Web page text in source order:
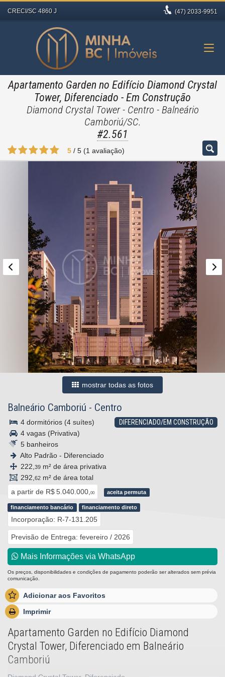
CRECI/SC 4860 J (47) 2033-9951
Apartamento Garden no Edifício Diamond Crystal
Tower, Diferenciado - Em Construção
Diamond Crystal Tower - Centro - Balneário
Camboriú/SC.
#2.561
5 / 5 (1 avaliação)
mostrar todas as fotos
Balneário Camboriú - Centro
DIFERENCIADO/EM CONSTRUÇÃO
4 dormitórios (4 suítes)
4 vagas (Privativa)
5 banheiros
Alto Padrão - Diferenciado
222, 39 m² de área privativa
292, 62 m² de área total
a partir de R$ 5.040.000, 00 aceita permuta
financiamento bancário financiamento direto
Incorporação: R-7-131.205
Previsão de Entrega: fevereiro / 2026
Mais Informações via WhatsApp
Os preços, disponibilidades e condições de pagamento poderão ser alterados sem prévia
comunicação.
Adicionar aos Favoritos
Imprimir
Apartamento Garden no Edifício Diamond
Crystal Tower, Diferenciado em Balneário
Camboriú